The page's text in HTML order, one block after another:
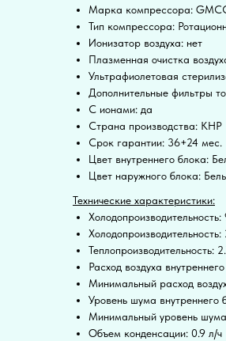
Марка компрессора:
Тип компрессора:
Ионизатор воздуха: нет
Плазменная очистка
Ультрафиолетовая
Дополнительные фильтры
С ионами: да
Страна производства: КНР
Срок гарантии: 36+24 мес.
Цвет внутреннего блока:
Цвет наружного блока:
Технические характеристики:
Теплопроизводительность:
Расход воздуха
Минимальный расход
Уровень шума
Минимальный уровень
Объем конденсации: 0.9 л/ч